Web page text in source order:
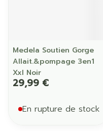
Medela Soutien Gorge
Allait.&pompage 3en1
Xxl Noir
29,99 €
En rupture de stock